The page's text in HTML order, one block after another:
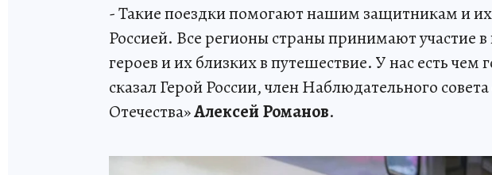
- Такие поездки помогают нашим защитникам и
Россией. Все регионы страны принимают участие
героев и их близких в путешествие. У нас есть чем
сказал Герой России, член Наблюдательного
Отечества»Алексей Романов.